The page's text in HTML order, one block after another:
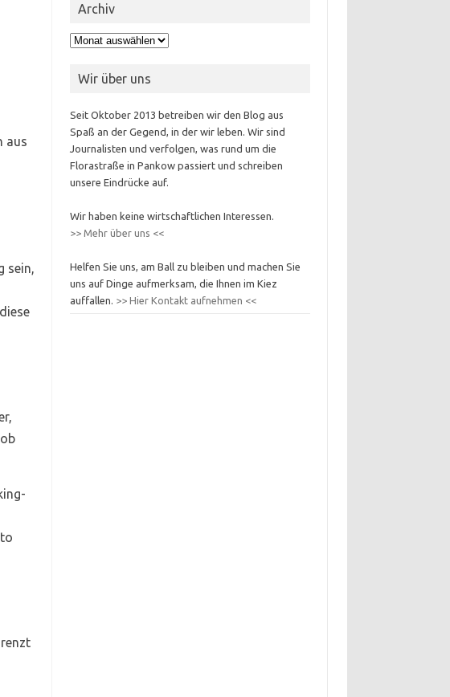
aus
sein,
Archiv
Archiv
Wir über uns
Seit Oktober 2013 betreiben wir den Blog aus
Spaß an der Gegend, in der wir leben. Wir sind
Journalisten und verfolgen, was rund um die
Florastraße in Pankow passiert und schreiben
unsere Eindrücke auf.
Wir haben keine wirtschaftlichen Interessen.
>> Mehr über uns <<
Helfen Sie uns, am Ball zu bleiben und machen Sie
uns auf Dinge aufmerksam, die Ihnen im Kiez
auffallen. >> Hier Kontakt aufnehmen <<